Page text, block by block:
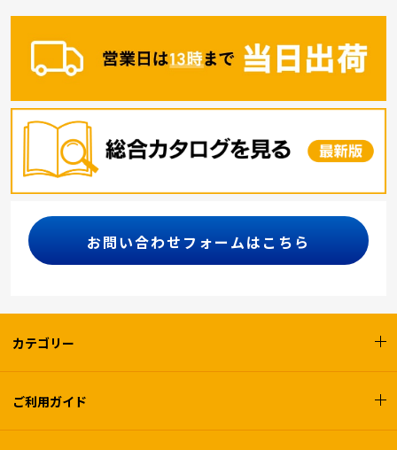
お問い合わせフォームはこちら
カテゴリー
ご利用ガイド